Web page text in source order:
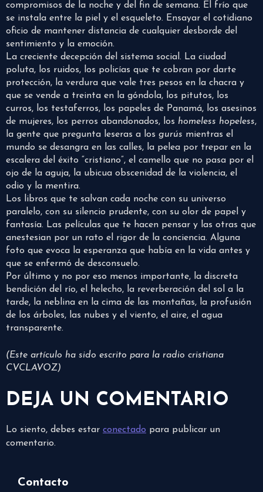
compromisos de la noche y del fin de semana. El frío que
se instala entre la piel y el esqueleto. Ensayar el cotidiano
oficio de mantener distancia de cualquier desborde del
sentimiento y la emoción.
La creciente decepción del sistema social. La ciudad
poluta, los ruidos, los policías que te cobran por darte
protección, la verdura que vale tres pesos en la chacra y
que se vende a treinta en la góndola, los pitutos, los
curros, los testaferros, los papeles de Panamá, los asesinos
de mujeres, los perros abandonados, los homeless hopeless,
la gente que pregunta leseras a los gurús mientras el
mundo se desangra en las calles, la pelea por trepar en la
escalera del éxito “cristiano”, el camello que no pasa por el
ojo de la aguja, la ubicua obscenidad de la violencia, el
odio y la mentira.
Los libros que te salvan cada noche con su universo
paralelo, con su silencio prudente, con su olor de papel y
fantasía. Las películas que te hacen pensar y las otras que
anestesian por un rato el rigor de la conciencia. Alguna
foto que evoca la esperanza que había en la vida antes y
que se enfermó de desconsuelo.
Por último y no por eso menos importante, la discreta
bendición del río, el helecho, la reverberación del sol a la
tarde, la neblina en la cima de las montañas, la profusión
de los árboles, las nubes y el viento, el aire, el agua
transparente.
(Este artículo ha sido escrito para la radio cristiana
CVCLAVOZ)
DEJA UN COMENTARIO
Lo siento, debes estar conectado para publicar un
comentario.
Contacto